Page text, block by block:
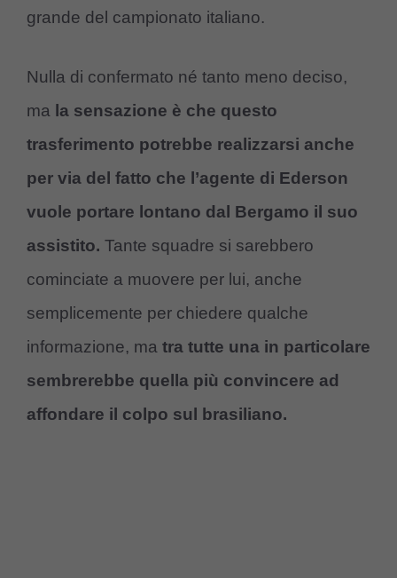
grande del campionato italiano.
Nulla di confermato né tanto meno deciso,
ma la sensazione è che questo
trasferimento potrebbe realizzarsi anche
per via del fatto che l’agente di Ederson
vuole portare lontano dal Bergamo il suo
assistito. Tante squadre si sarebbero
cominciate a muovere per lui, anche
semplicemente per chiedere qualche
informazione, ma tra tutte una in particolare
sembrerebbe quella più convincere ad
affondare il colpo sul brasiliano.